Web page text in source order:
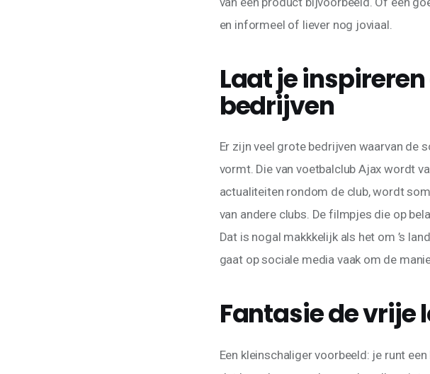
en informeel of liever nog joviaal.
Laat je
bedrijven
Er zijn veel grote bedrijven waarvan de
vormt. Die van voetbalclub Ajax wordt
actualiteiten rondom de club, wordt
van andere clubs. De filmpjes die op
Dat is nogal makkkelijk als het om ’s
gaat op sociale media vaak om de
Fantasie de vrije
Een kleinschaliger voorbeeld: je runt